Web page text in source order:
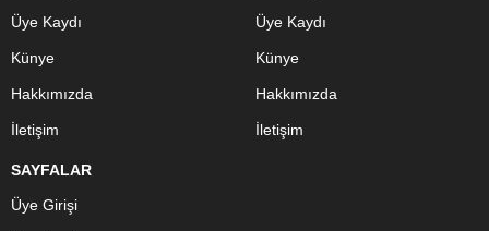
Üye Kaydı
Künye
Hakkımızda
İletişim
Üye Kaydı
Künye
Hakkımızda
İletişim
SAYFALAR
Üye Girişi